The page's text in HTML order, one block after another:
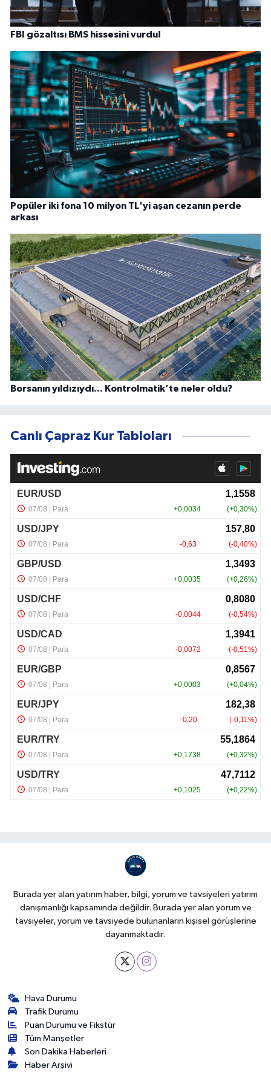
FBI gözaltısı BMS hissesini vurdu!
Popüler iki fona 10 milyon TL'yi aşan cezanın perde
arkası
Borsanın yıldızıydı... Kontrolmatik’te neler oldu?
Canlı Çapraz Kur Tabloları
Burada yer alan yatırım haber, bilgi, yorum ve tavsiyeleri yatırım
danışmanlığı kapsamında değildir. Burada yer alan yorum ve
tavsiyeler, yorum ve tavsiyede bulunanların kişisel görüşlerine
dayanmaktadır.
Hava Durumu
Trafik Durumu
Puan Durumu ve Fikstür
Tüm Manşetler
Son Dakika Haberleri
Haber Arşivi